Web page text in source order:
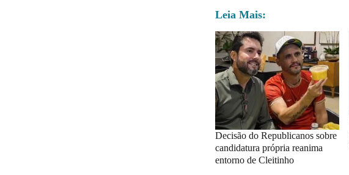
Leia Mais:
Decisão do Republicanos sobre
candidatura própria reanima
entorno de Cleitinho